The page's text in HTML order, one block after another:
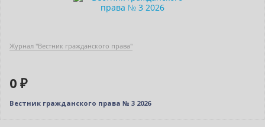
Журнал "Вестник гражданского права"
0 ₽
Вестник гражданского права № 3 2026